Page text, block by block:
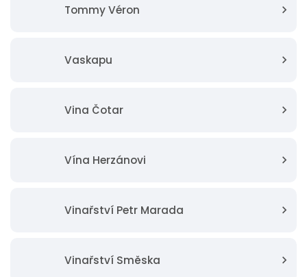
Tommy Véron
Vaskapu
Vina Čotar
Vína Herzánovi
Vinařství Petr Marada
Vinařství Směska